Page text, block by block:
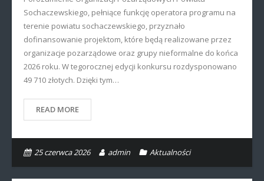
Sochaczewskiego, pełniące funkcję operatora programu na
terenie powiatu sochaczewskiego, przyznało
dofinansowanie projektom, które będą realizowane przez
organizacje pozarządowe oraz grupy nieformalne do końca
2026 roku. W tegorocznej edycji konkursu rozdysponowano
49 710 złotych. Dzięki tym…
READ MORE
25 czerwca 2026 admin Aktualności